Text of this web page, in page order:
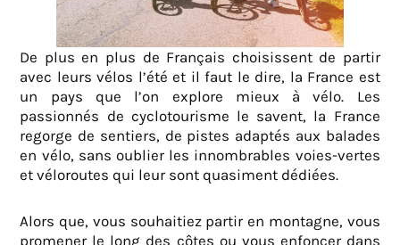
De plus en plus de Français choisissent de partir
avec leurs vélos l’été et il faut le dire, la France est
un pays que l’on explore mieux à vélo. Les
passionnés de cyclotourisme le savent, la France
regorge de sentiers, de pistes adaptés aux balades
en vélo, sans oublier les innombrables voies-vertes
et véloroutes qui leur sont quasiment dédiées.
Alors que, vous souhaitiez partir en montagne, vous
promener le long des côtes ou vous enfoncer dans